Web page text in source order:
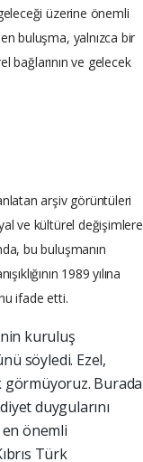
üzerine önemli
buluşma, yalnızca bir
bağlarının ve gelecek
arşiv görüntüleri
ve kültürel değişimlere
bu buluşmanın
1989 yılına
ifade etti.
kuruluş
söyledi. Ezel,
görmüyoruz. Burada
duygularını
önemli
Türk